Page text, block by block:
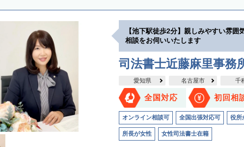
【池下駅徒歩2分】親しみやすい雰囲
相談をお伺いいたします
司法書士近藤麻里事務
愛知県 名古屋市 千
全国対応 初回相
オンライン相談可 全国出張対応可 役所
所長が女性 女性司法書士在籍